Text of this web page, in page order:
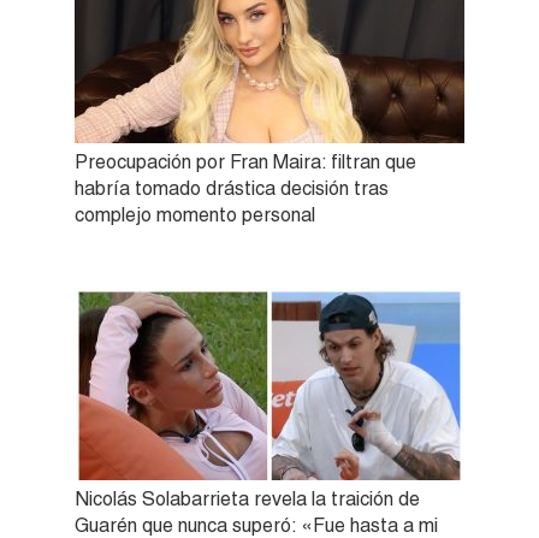
Preocupación por Fran Maira: filtran que
habría tomado drástica decisión tras
complejo momento personal
Nicolás Solabarrieta revela la traición de
Guarén que nunca superó: «Fue hasta a mi